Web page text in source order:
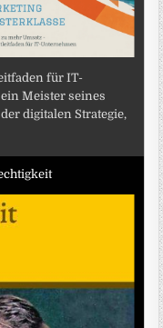
für IT-
Meister seines
digitalen Strategie,